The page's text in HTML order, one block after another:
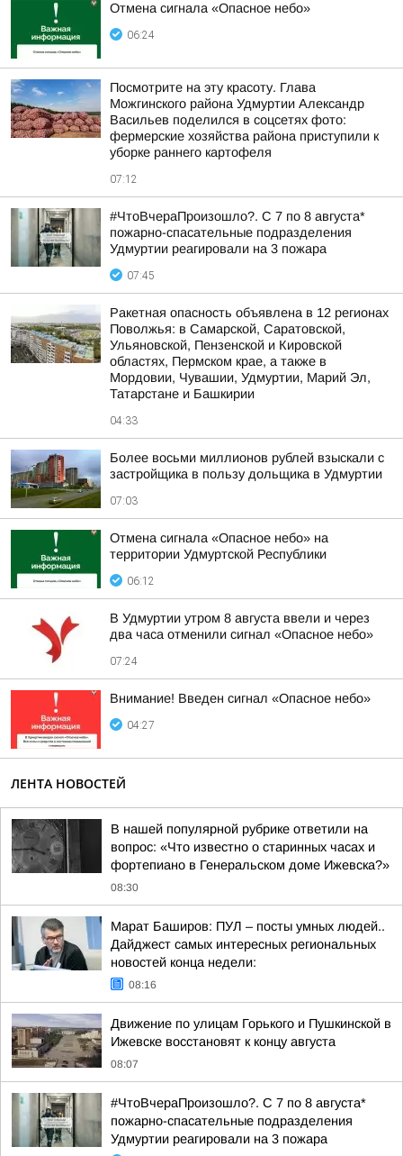
Отмена сигнала «Опасное небо»
06:24
Посмотрите на эту красоту. Глава
Можгинского района Удмуртии Александр
Васильев поделился в соцсетях фото:
фермерские хозяйства района приступили к
уборке раннего картофеля
07:12
#ЧтоВчераПроизошло?. С 7 по 8 августа*
пожарно-спасательные подразделения
Удмуртии реагировали на 3 пожара
07:45
Ракетная опасность объявлена в 12 регионах
Поволжья: в Самарской, Саратовской,
Ульяновской, Пензенской и Кировской
областях, Пермском крае, а также в
Мордовии, Чувашии, Удмуртии, Марий Эл,
Татарстане и Башкирии
04:33
Более восьми миллионов рублей взыскали с
застройщика в пользу дольщика в Удмуртии
07:03
Отмена сигнала «Опасное небо» на
территории Удмуртской Республики
06:12
В Удмуртии утром 8 августа ввели и через
два часа отменили сигнал «Опасное небо»
07:24
Внимание! Введен сигнал «Опасное небо»
04:27
ЛЕНТА НОВОСТЕЙ
В нашей популярной рубрике ответили на
вопрос: «Что известно о старинных часах и
фортепиано в Генеральском доме Ижевска?»
08:30
Марат Баширов: ПУЛ – посты умных людей..
Дайджест самых интересных региональных
новостей конца недели:
08:16
Движение по улицам Горького и Пушкинской в
Ижевске восстановят к концу августа
08:07
#ЧтоВчераПроизошло?. С 7 по 8 августа*
пожарно-спасательные подразделения
Удмуртии реагировали на 3 пожара